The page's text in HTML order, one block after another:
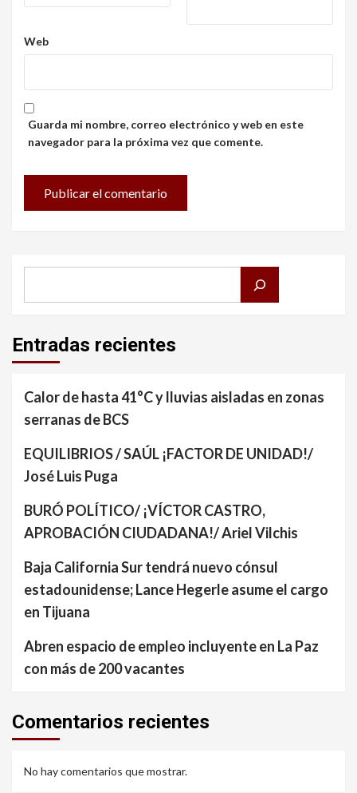
Web
Guarda mi nombre, correo electrónico y web en este
navegador para la próxima vez que comente.
Entradas recientes
Calor de hasta 41°C y lluvias aisladas en zonas
serranas de BCS
EQUILIBRIOS / SAÚL ¡FACTOR DE UNIDAD!/
José Luis Puga
BURÓ POLÍTICO/ ¡VÍCTOR CASTRO,
APROBACIÓN CIUDADANA!/ Ariel Vilchis
Baja California Sur tendrá nuevo cónsul
estadounidense; Lance Hegerle asume el cargo
en Tijuana
Abren espacio de empleo incluyente en La Paz
con más de 200 vacantes
Comentarios recientes
No hay comentarios que mostrar.